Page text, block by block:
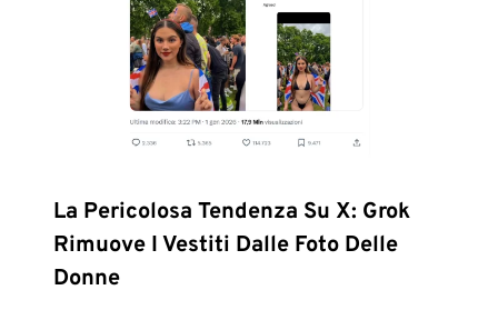
La Pericolosa Tendenza Su X: Grok
Rimuove I Vestiti Dalle Foto Delle
Donne